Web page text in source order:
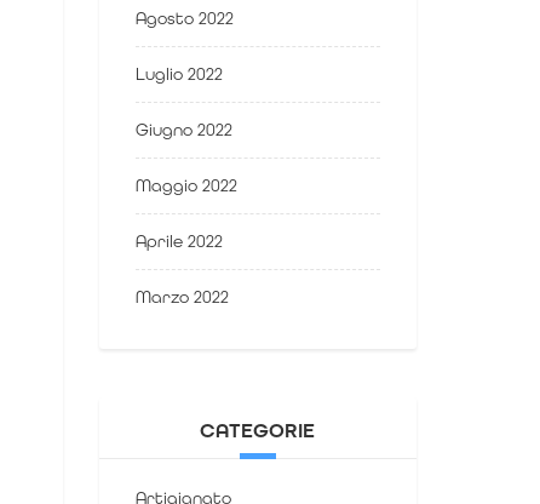
Agosto 2022
Luglio 2022
Giugno 2022
Maggio 2022
Aprile 2022
Marzo 2022
CATEGORIE
Artigianato